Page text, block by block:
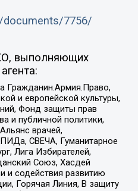
7756/
выполняющих
Гражданин.Армия.Право,
и европейской культуры,
Фонд защиты прав
и публичной политики,
врачей,
СВЕЧА, Гуманитарное
Лига Избирателей,
Союз, Хасдей
и содействия развитию
Горячая Линия, В защиту